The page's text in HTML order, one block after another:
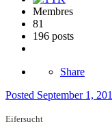
Membres
81
196 posts
Share
Posted September 1,
Eifersucht